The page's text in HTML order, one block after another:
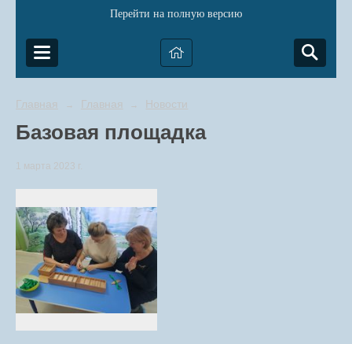
Перейти на полную версию
Главная → Главная → Новости
Базовая площадка
1 марта 2023 г.